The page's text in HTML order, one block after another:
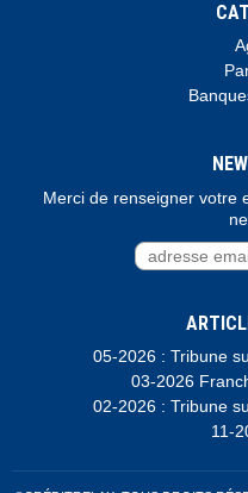
Merci de renseigner votre
05-2026 : Tribune
03-2026
02-2026 : Tribune
11-